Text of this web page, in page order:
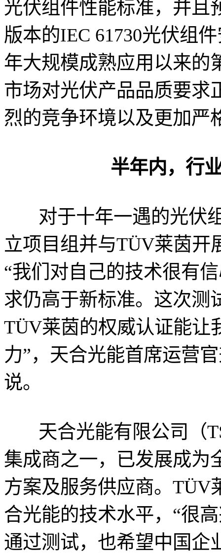
光伏组件性能标准，并且
版本的IEC 61730光伏组
年大规模成熟应用以来的
市场对光伏产品品质要求
烈的竞争环境以及更加严
半年内，行
对于十年一遇的光伏组
立项目组并与TÜV莱茵开
“我们对自己的技术很有
求仍高于新标准。这次测
TÜV莱茵的权威认证能让
力”，天合光能首席运营
说。
天合光能有限公司（
集成商之一，已发展成为
方案及服务供应商。TÜV
合光能的技术水平，“很
通过测试，也希望中国企